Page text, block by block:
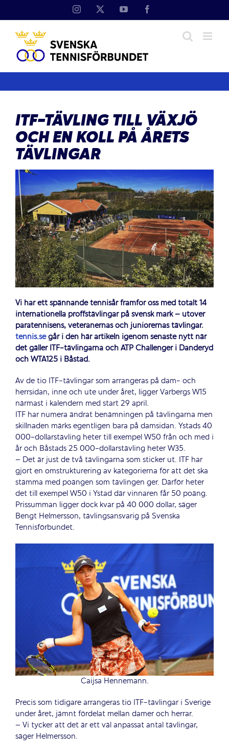
Instagram YouTube
ITF-TÄVLING TILL VÄXJÖ
OCH EN KOLL PÅ ÅRETS
TÄVLINGAR
Vi har ett spännande tennisår framför oss med totalt 14
internationella proffstävlingar på svensk mark – utöver
paratennisens, veteranernas och juniorernas tävlingar.
tennis.segår i den här artikeln igenom senaste nytt när
det gäller ITF-tävlingarna och ATP Challenger i Danderyd
och WTA125 i Båstad.
Av de tio ITF-tävlingar som arrangeras på dam- och
herrsidan, inne och ute under året, ligger Varbergs W15
närmast i kalendern med start 29 april.
ITF har numera ändrat benämningen på tävlingarna men
skillnaden märks egentligen bara på damsidan. Ystads 40
000-dollarstävling heter till exempel W50 från och med i
år och Båstads 25 000-dollarstävling heter W35.
– Det är just de två tävlingarna som sticker ut. ITF har
gjort en omstrukturering av kategorierna för att det ska
stämma med poängen som tävlingen ger. Därför heter
det till exempel W50 i Ystad där vinnaren får 50 poäng.
Prissumman ligger dock kvar på 40 000 dollar, säger
Bengt Helmersson, tävlingsansvarig på Svenska
Tennisförbundet.
Caijsa Hennemann.
Precis som tidigare arrangeras tio ITF-tävlingar i Sverige
under året, jämnt fördelat mellan damer och herrar.
– Vi tycker att det är ett väl anpassat antal tävlingar,
säger Helmersson.